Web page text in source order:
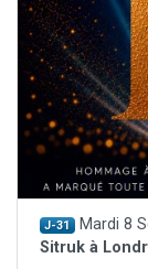
J-31 Mardi 8
Sitruk à